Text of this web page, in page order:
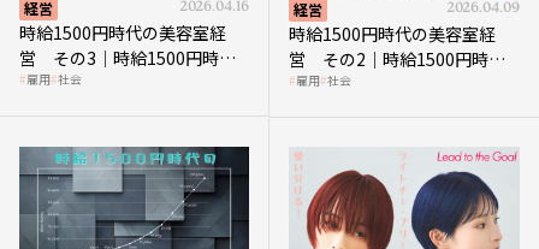
経営 2026.04.16
時給1500円時代の美容室経
営 その3｜時給1500円時
代、美容業はどのような影響
雇用 社会
経営 2026.04.09
時給1500円時代の美容室経
営 その2｜時給1500円時代
に支払う給与はいくらなのか
雇用 社会